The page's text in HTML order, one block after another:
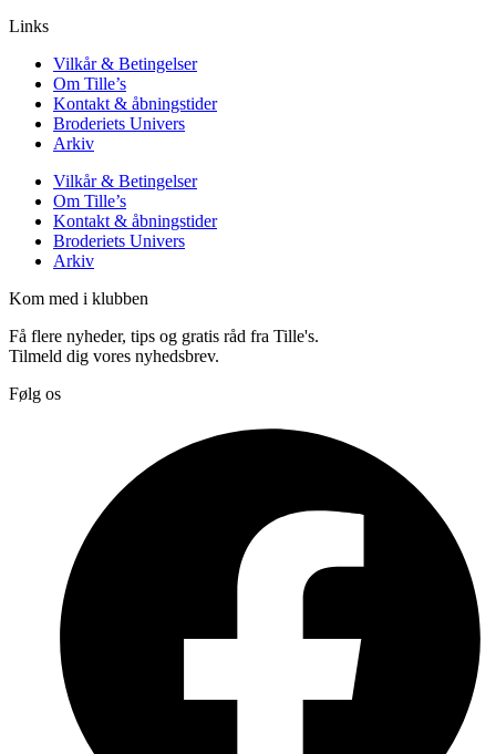
Links
Vilkår & Betingelser
Om Tille’s
Kontakt & åbningstider
Broderiets Univers
Arkiv
Vilkår & Betingelser
Om Tille’s
Kontakt & åbningstider
Broderiets Univers
Arkiv
Kom med i klubben
Få flere nyheder, tips og gratis råd fra Tille's.
Tilmeld dig vores nyhedsbrev.
Følg os